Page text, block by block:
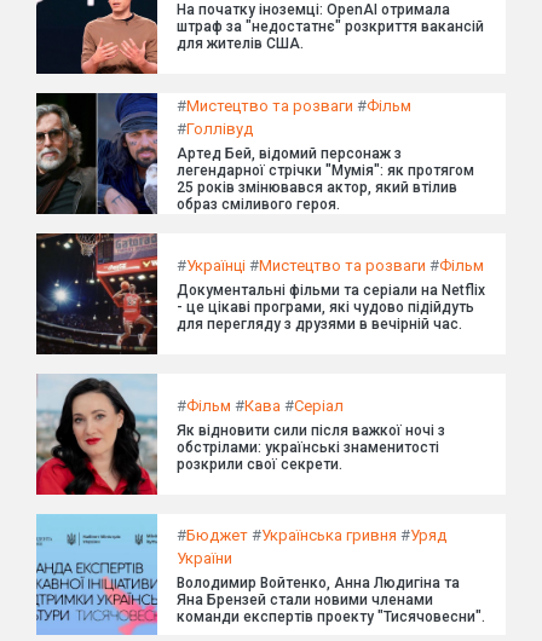
На початку іноземці: OpenAI отримала
штраф за "недостатнє" розкриття вакансій
для жителів США.
#Мистецтво та розваги #Фільм
#Голлівуд
Артед Бей, відомий персонаж з
легендарної стрічки "Мумія": як протягом
25 років змінювався актор, який втілив
образ сміливого героя.
#Українці #Мистецтво та розваги #Фільм
Документальні фільми та серіали на Netflix
- це цікаві програми, які чудово підійдуть
для перегляду з друзями в вечірній час.
#Фільм #Кава #Серіал
Як відновити сили після важкої ночі з
обстрілами: українські знаменитості
розкрили свої секрети.
#Бюджет #Українська гривня #Уряд
України
Володимир Войтенко, Анна Людигіна та
Яна Брензей стали новими членами
команди експертів проекту "Тисячовесни".